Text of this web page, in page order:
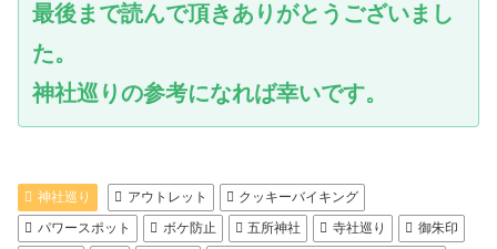
最後まで読んで頂きありがとうございまし
た。
神社巡りの参考になれば幸いです。
神社巡り アウトレット
クッキーバイキング
パワースポット
ボケ防止 五所神社 寺社巡り
御朱印